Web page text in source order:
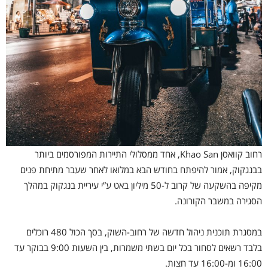
רחוב קוואסן Khao San, אחד ממסלולי התיירות המפורסמים ביותר
בבנגקוק, אמור להיפתח בחודש הבא במלואו לאחר שעבר מתיחת פנים
מקיפה בהשקעה של קרוב ל-50 מיליון באט ע”י עיריית בנגקוק במהלך
הסגירה במשבר הקורונה.
במסגרת תוכנית ניהול חדשה של רחוב-השוק, בסך הכול 480 רוכלים
בלבד רשאים לסחור בכל יום בשתי משמרות, בין השעות 9:00 בבוקר עד
16:00 ומ-16:00 עד חצות.